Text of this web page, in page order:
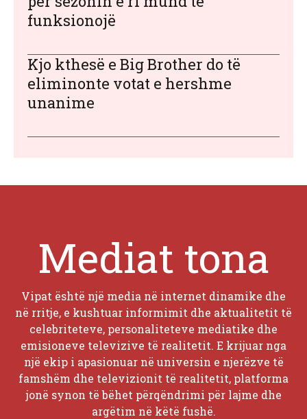
funksionojë
Kjo kthesë e Big Brother do të
eliminonte votat e hershme
unanime
Mediat tona
Vipat është një media në internet dinamike dhe
në rritje, e kushtuar informimit dhe aktualitetit të
celebriteteve, personaliteteve mediatike dhe
emisioneve televizive të realitetit. E krijuar nga
një ekip i apasionuar në universin e njerëzve të
famshëm dhe televizionit të realitetit, platforma
jonë synon të bëhet përqëndrimi për lajme dhe
argëtim në këtë fushë.